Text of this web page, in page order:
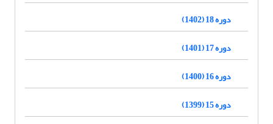
دوره 18 (1402)
دوره 17 (1401)
دوره 16 (1400)
دوره 15 (1399)